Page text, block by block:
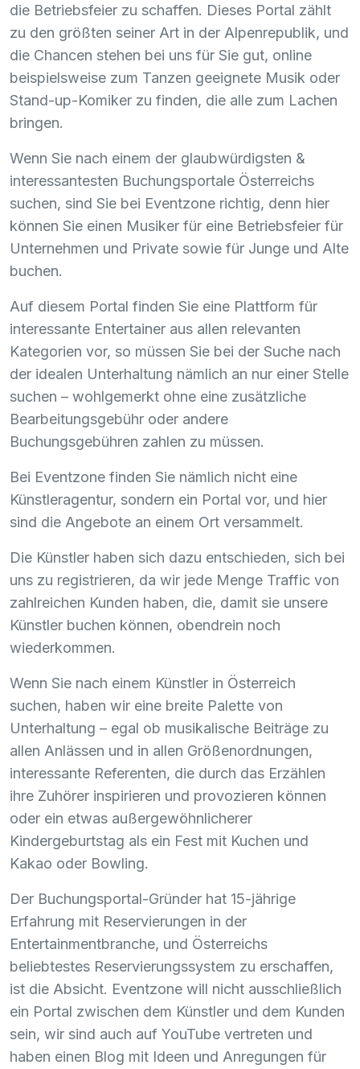
die Betriebsfeier zu schaffen. Dieses Portal zählt
zu den größten seiner Art in der Alpenrepublik, und
die Chancen stehen bei uns für Sie gut, online
beispielsweise zum Tanzen geeignete Musik oder
Stand-up-Komiker zu finden, die alle zum Lachen
bringen.
Wenn Sie nach einem der glaubwürdigsten &
interessantesten Buchungsportale Österreichs
suchen, sind Sie bei Eventzone richtig, denn hier
können Sie einen Musiker für eine Betriebsfeier für
Unternehmen und Private sowie für Junge und Alte
buchen.
Auf diesem Portal finden Sie eine Plattform für
interessante Entertainer aus allen relevanten
Kategorien vor, so müssen Sie bei der Suche nach
der idealen Unterhaltung nämlich an nur einer Stelle
suchen – wohlgemerkt ohne eine zusätzliche
Bearbeitungsgebühr oder andere
Buchungsgebühren zahlen zu müssen.
Bei Eventzone finden Sie nämlich nicht eine
Künstleragentur, sondern ein Portal vor, und hier
sind die Angebote an einem Ort versammelt.
Die Künstler haben sich dazu entschieden, sich bei
uns zu registrieren, da wir jede Menge Traffic von
zahlreichen Kunden haben, die, damit sie unsere
Künstler buchen können, obendrein noch
wiederkommen.
Wenn Sie nach einem Künstler in Österreich
suchen, haben wir eine breite Palette von
Unterhaltung – egal ob musikalische Beiträge zu
allen Anlässen und in allen Größenordnungen,
interessante Referenten, die durch das Erzählen
ihre Zuhörer inspirieren und provozieren können
oder ein etwas außergewöhnlicherer
Kindergeburtstag als ein Fest mit Kuchen und
Kakao oder Bowling.
Der Buchungsportal-Gründer hat 15-jährige
Erfahrung mit Reservierungen in der
Entertainmentbranche, und Österreichs
beliebtestes Reservierungssystem zu erschaffen,
ist die Absicht. Eventzone will nicht ausschließlich
ein Portal zwischen dem Künstler und dem Kunden
sein, wir sind auch auf YouTube vertreten und
haben einen Blog mit Ideen und Anregungen für